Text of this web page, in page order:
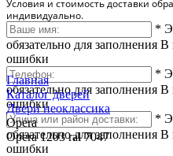
Условия и стоимость доставки
индивидуально.
*
обязательно для заполнения В
ошибки
*
обязательно для заполнения В
ошибки
*
обязательно для заполнения В
ошибки
Главная
Каталог дверей
Двери неоклассика
Opera
Opera 1203 ral 7047